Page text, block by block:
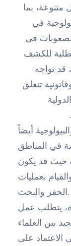
بما
في
في
للكشف
قد تواجه
تتعلق
أيضاً
في المناطق
حيث قد يكون
بعمليات
الحفر والبحث.
يتطلب عمل
بين العلماء
الاعتماد على